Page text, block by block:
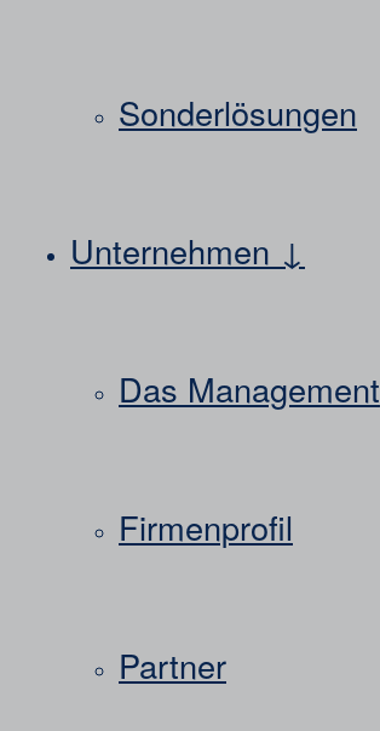
Sonderlösungen
Unternehmen ↓
Das Management
Firmenprofil
Partner